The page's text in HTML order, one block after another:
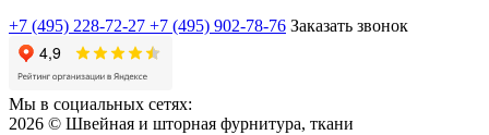
+7 (495) 228-72-27 +7 (495) 902-78-76 Заказать звонок
Мы в социальных сетях:
2026 © Швейная и шторная фурнитура, ткани